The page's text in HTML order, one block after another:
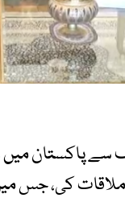
سے پاکستان
ملاقات کی،